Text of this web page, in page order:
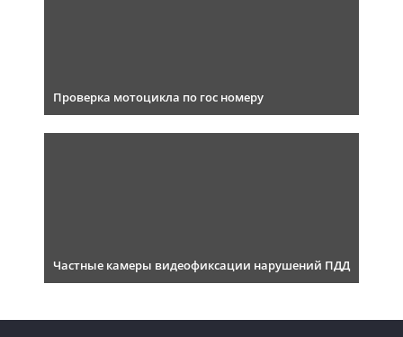
Проверка мотоцикла по гос номеру
Частные камеры видеофиксации нарушений ПДД